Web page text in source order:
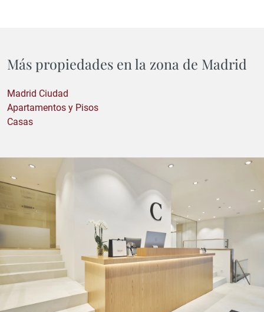
Más propiedades en la zona de Madrid
Madrid Ciudad
Apartamentos y Pisos
Casas